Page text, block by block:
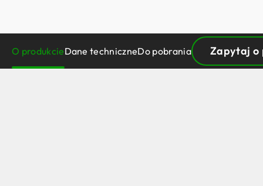
O produkcieDane techniczneDo pobrania Zapytaj o